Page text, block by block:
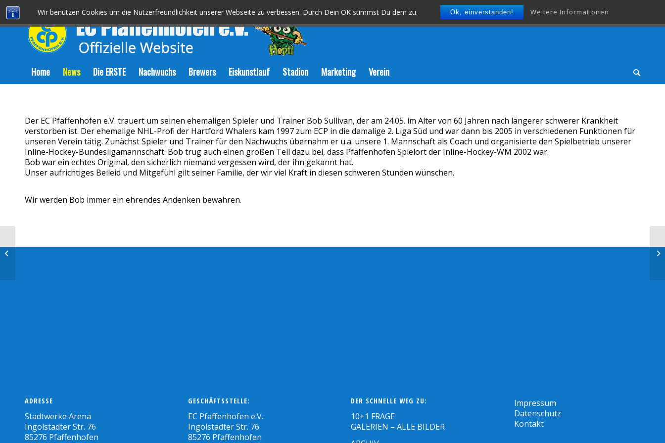
Wir benutzen Cookies um die Nutzerfreundlichkeit unserer Webseite zu verbessen. Durch Dein OK stimmst Du dem zu. Ok, einverstanden! Weitere Informationen
Home News Die ERSTE Nachwuchs Brewers Eiskunstlauf Stadion Marketing Verein
Der EC Pfaffenhofen e.V. trauert um seinen ehemaligen Spieler und Trainer Bob Sullivan, der am 24.05. im Alter von 60 Jahren nach längerer schwerer Krankheit
verstorben ist. Der ehemalige NHL-Profi der Hartford Whalers kam 1997 zum ECP in die damalige 2. Liga Süd und war dann bis 2005 in verschiedenen Funktionen für
unseren Verein tätig. Zunächst Spieler und Trainer für den Nachwuchs übernahm er u.a. unsere 1. Mannschaft als Coach und organisierte den Spielbetrieb unserer
Inline-Hockey-Bundesligamannschaft. Bob trug auch einen großen Teil dazu bei, dass Pfaffenhofen Spielort der Inline-Hockey-WM 2002 war.
Bob war ein echtes Original, den sicherlich niemand vergessen wird, der ihn gekannt hat.
Unser aufrichtiges Beileid und Mitgefühl gilt seiner Familie, der wir viel Kraft in diesen schweren Stunden wünschen.
Wir werden Bob immer ein ehrendes Andenken bewahren.
ADRESSE
Stadtwerke Arena
Ingolstädter Str. 76
85276 Pfaffenhofen
GESCHÄFTSSTELLE:
EC Pfaffenhofen e.V.
Ingolstädter Str. 76
85276 Pfaffenhofen
DER SCHNELLE WEG ZU:
10+1 FRAGE
GALERIEN – ALLE BILDER
Impressum
Datenschutz
Kontakt